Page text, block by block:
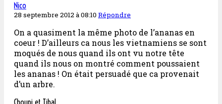
Nico
28 septembre 2012 à 08:10 Répondre
On a quasiment la même photo de l’ananas en
coeur ! D’ailleurs ca nous les vietnamiens se sont
moqués de nous quand ils ont vu notre tête
quand ils nous on montré comment poussaient
les ananas ! On était persuadé que ca provenait
d’un arbre.